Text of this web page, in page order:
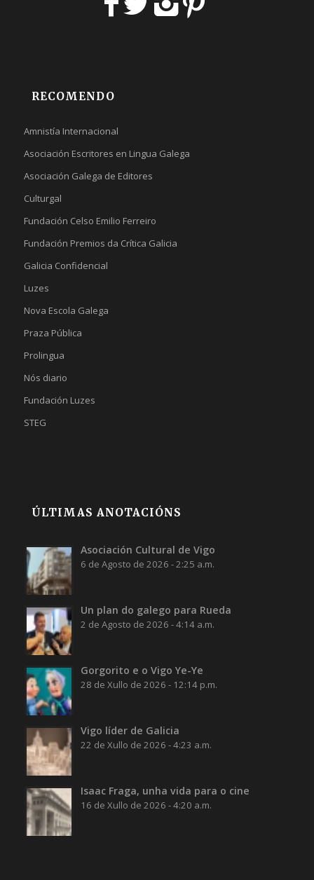
RECOMENDO
Amnistía Internacional
Asociación Escritores en Lingua Galega
Asociación Galega de Editores
Culturgal
Fundación Celso Emilio Ferreiro
Fundación Premios da Crítica Galicia
Galicia Confidencial
Luzes
Nova Escola Galega
Praza Pública
Prolingua
Nós diario
Fundación Luzes
STEG
ÚLTIMAS ANOTACIÓNS
Asociación Cultural de Vigo
6 de Agosto de 2026 - 2:25 a.m.
Un plan do galego para Rueda
2 de Agosto de 2026 - 4:14 a.m.
Gorgorito e o Vigo Ye-Ye
28 de Xullo de 2026 - 12:14 p.m.
Vigo líder de Galicia
22 de Xullo de 2026 - 4:23 a.m.
Isaac Fraga, unha vida para o cine
16 de Xullo de 2026 - 4:20 a.m.